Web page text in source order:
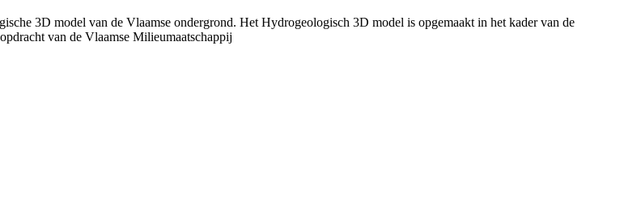
3D model van de Vlaamse ondergrond. Het Hydrogeologisch 3D model is opgemaakt in het kader van de
van de Vlaamse Milieumaatschappij